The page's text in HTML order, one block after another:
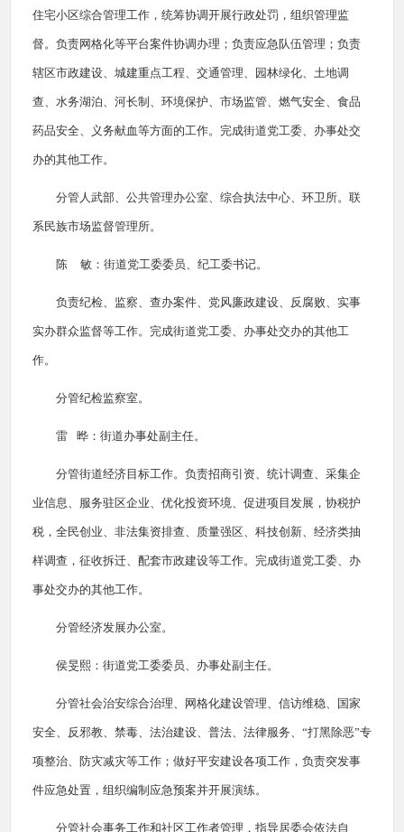
住宅小区综合管理工作，统筹协调开展行政处罚，组织管理监
督。负责网格化等平台案件协调办理；负责应急队伍管理；负责
辖区市政建设、城建重点工程、交通管理、园林绿化、土地调
查、水务湖泊、河长制、环境保护、市场监管、燃气安全、食品
药品安全、义务献血等方面的工作。完成街道党工委、办事处交
办的其他工作。
分管人武部、公共管理办公室、综合执法中心、环卫所。联
系民族市场监督管理所。
陈 敏：街道党工委委员、纪工委书记。
负责纪检、监察、查办案件、党风廉政建设、反腐败、实事
实办群众监督等工作。完成街道党工委、办事处交办的其他工
作。
分管纪检监察室。
雷 晔：街道办事处副主任。
分管街道经济目标工作。负责招商引资、统计调查、采集企
业信息、服务驻区企业、优化投资环境、促进项目发展，协税护
税，全民创业、非法集资排查、质量强区、科技创新、经济类抽
样调查，征收拆迁、配套市政建设等工作。完成街道党工委、办
事处交办的其他工作。
分管经济发展办公室。
侯旻熙：街道党工委委员、办事处副主任。
分管社会治安综合治理、网格化建设管理、信访维稳、国家
安全、反邪教、禁毒、法治建设、普法、法律服务、“打黑除恶”专
项整治、防灾减灾等工作；做好平安建设各项工作，负责突发事
件应急处置，组织编制应急预案并开展演练。
分管社会事务工作和社区工作者管理，指导居委会依法自